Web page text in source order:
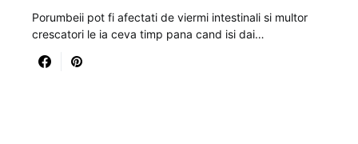
Porumbeii pot fi afectati de viermi intestinali si multor
crescatori le ia ceva timp pana cand isi dai…